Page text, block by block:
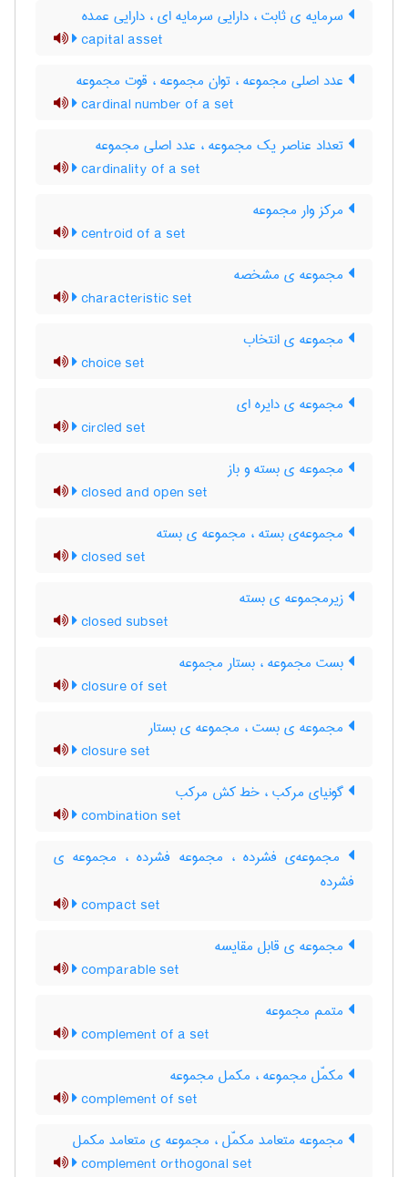
سرمایه ی ثابت ، دارایی سرمایه ای ، دارایی عمده
capital asset
عدد اصلی مجموعه ، توان مجموعه ، قوت مجموعه
cardinal number of a set
تعداد عناصر یک مجموعه ، عدد اصلی مجموعه
cardinality of a set
مرکز وار مجموعه
centroid of a set
مجموعه ی مشخصه
characteristic set
مجموعه ی انتخاب
choice set
مجموعه ی دایره ای
circled set
مجموعه ی بسته و باز
closed and open set
مجموعه‌ی بسته ، مجموعه ی بسته
closed set
زیرمجموعه ی بسته
closed subset
بست مجموعه ، بستار مجموعه
closure of set
مجموعه ی بست ، مجموعه ی بستار
closure set
گونیای مرکب ، خط کش مرکب
combination set
مجموعه‌ی فشرده ، مجموعه فشرده ، مجموعه ی
فشرده
compact set
مجموعه ی قابل مقایسه
comparable set
متمم مجموعه
complement of a set
مکمّل مجموعه ، مکمل مجموعه
complement of set
مجموعه متعامد مکمّل ، مجموعه ی متعامد مکمل
complement orthogonal set